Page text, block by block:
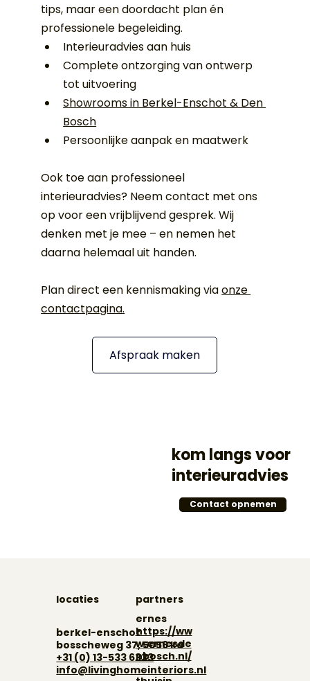
tips, maar een doordacht plan én
professionele begeleiding.
Interieuradvies aan huis
Complete ontzorging van ontwerp
tot uitvoering
Showrooms in Berkel-Enschot & Den
Bosch
Persoonlijke aanpak en maatwerk
Ook toe aan professioneel
interieuradvies? Neem contact met ons
op voor een vrijblijvend gesprek. Wij
denken met je mee – en nemen het
daarna helemaal uit handen.
Plan direct een kennismaking via onze
contactpagina.
Afspraak maken
kom langs voor
interieuradvies
Contact opnemen
locaties
berkel-enschot
bosscheweg 37, 5056 ka
+31 (0) 13-533 6333
info@livinghomeinteriors.nl
partners
ernes
https://ww
w.ernesde
nbosch.nl/